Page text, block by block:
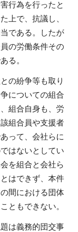
行為を行ったと
上で、抗議し、
である。したが
の労働条件その
る。
の紛争等も取り
についての組合
組合自身も、労
組合員や支援者
って、会社らに
はないとしてい
を組合と会社ら
はできず、本件
間における団体
ともできない。
は義務的団交事